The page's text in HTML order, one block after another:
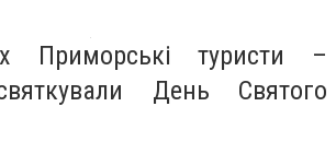
Приморські туристи –
День Святого